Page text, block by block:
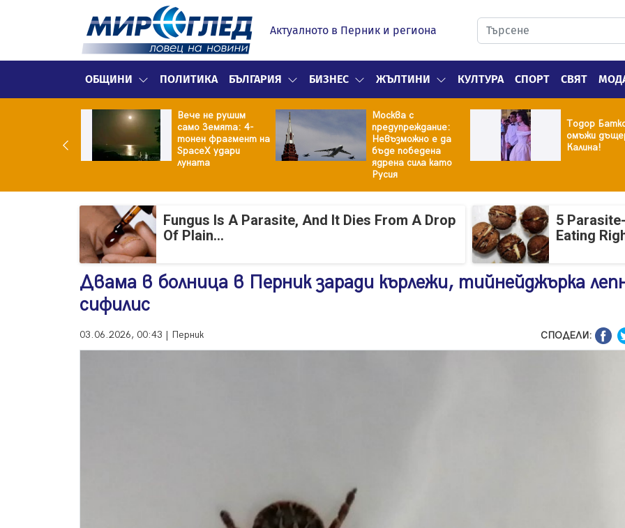
Актуалното в Перник и региона
ОБЩИНИ ПОЛИТИКА БЪЛГАРИЯ БИЗНЕС ЖЪЛТИНИ КУЛТУРА СПОРТ СВЯТ
на храните
Вече не рушим
само Земята: 4-
тонен фрагмент на
SpaceX удари
луната
Москва с
предупреждание:
Невъзможно е да
бъде победена
ядрена сила като
Русия
Тодор
омъжи
Калина!
Fungus Is A Parasite, And It Dies From A Drop
Of Plain...
5
Eating
Двама в болница в Перник заради кърлежи, тийнейджърка
сифилис
03.06.2026, 00:43 | Перник СПОДЕЛИ: